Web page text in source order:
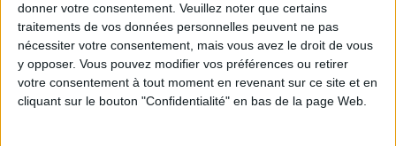
donner votre consentement. Veuillez noter que certains
traitements de vos données personnelles peuvent ne pas
nécessiter votre consentement, mais vous avez le droit de vous
y opposer. Vous pouvez modifier vos préférences ou retirer
votre consentement à tout moment en revenant sur ce site et en
cliquant sur le bouton "Confidentialité" en bas de la page Web.